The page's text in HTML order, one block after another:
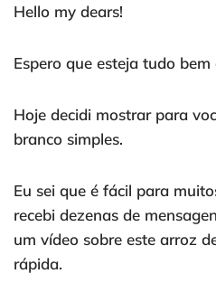
Hello my dears!
Espero que esteja tudo bem
Hoje decidi mostrar para
branco simples.
Eu sei que é fácil para
recebi dezenas de
um vídeo sobre este arroz
rápida.